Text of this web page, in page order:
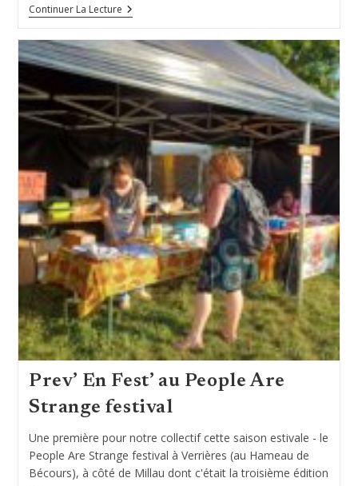
Continuer La LectureCe
Samedi
En
Fest
Sera
Au
Fest’
Aubrac
2025
Prev’ En Fest’ au People Are
Strange festival
Une première pour notre collectif cette saison estivale - le
People Are Strange festival à Verrières (au Hameau de
Bécours), à côté de Millau dont c'était la troisième édition